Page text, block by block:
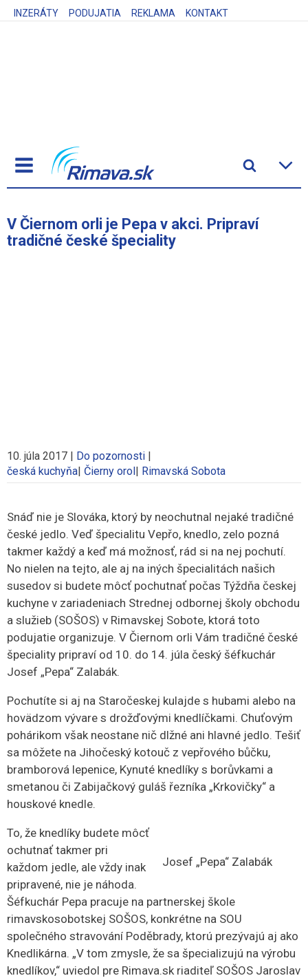
INZERÁTY PODUJATIA REKLAMA KONTAKT
V Čiernom orli je Pepa v akci. Pripraví
tradičné české špeciality
10. júla 2017 | Do pozornosti |
česká kuchyňa| Čierny orol| Rimavská Sobota
Snáď nie je Slováka, ktorý by neochutnal nejaké tradičné
české jedlo. Veď špecialitu Vepřo, knedlo, zelo pozná
takmer každý a keď má možnosť, rád si na nej pochutí.
No nielen na tejto, ale aj na iných špecialitách našich
susedov si budete môcť pochutnať počas Týždňa českej
kuchyne v zariadeniach Strednej odbornej školy obchodu
a služieb (SOŠOS) v Rimavskej Sobote, ktorá toto
podujatie organizuje. V Čiernom orli Vám tradičné české
špeciality pripraví od 10. do 14. júla český šéfkuchár
Josef „Pepa“ Zalabák.
Pochutíte si aj na Staročeskej kulajde s hubami alebo na
hovädzom vývare s drožďovými knedlíčkami. Chuťovým
pohárikom však neostane nič dlžné ani hlavné jedlo. Tešiť
sa môžete na Jihočeský kotouč z vepřového bůčku,
bramborová lepenice, Kynuté knedlíky s borůvkami a
smetanou či Zabijačkový guláš řezníka „Krkovičky“ a
houskové knedle.
Josef „Pepa“ Zalabák
To, že knedlíky budete môcť
ochutnať takmer pri
každom jedle, ale vždy inak
pripravené, nie je náhoda.
Šéfkuchár Pepa pracuje na partnerskej škole
rimavskosobotskej SOŠOS, konkrétne na SOU
společného stravování Poděbrady, ktorú prezývajú aj ako
Knedlikárna. „V tom zmysle, že sa špecializujú na výrobu
knedlíkov,“ uviedol pre Rimava.sk riaditeľ SOŠOS Jaroslav